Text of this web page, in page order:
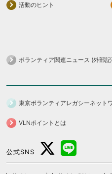
活動のヒント
ボランティア関連ニュース (外部記
東京ボランティアレガシーネット
VLNポイントとは
公式SNS